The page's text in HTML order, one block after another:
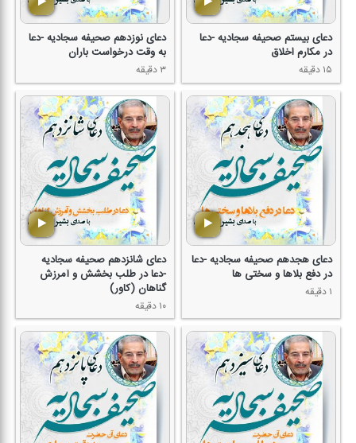
دعای بیستم صحیفه سجادیه -دعا
در مكارم اخلاق
۱۵ دقیقه
دعای نوزدهم صحیفه سجادیه -دعا
به وقت درخواست باران
۳ دقیقه
دعای هجدهم صحیفه سجادیه -دعا
در دفع بلاها و سختی ها
۱ دقیقه
دعای شانزدهم صحیفه سجادیه
-دعا در طلب بخشش و آمرزش
گناهان (كاور)
۱۰ دقیقه